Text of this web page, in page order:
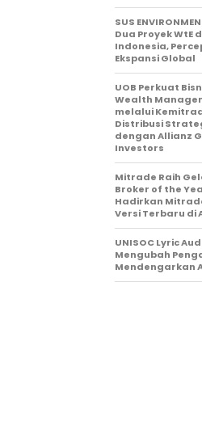
SUS
Dua Proyek WtE
Indonesia,
Ekspansi Global
UOB Perkuat
Wealth
melalui
Distribusi
dengan Allianz
Investors
Mitrade Raih
Broker of the
Hadirkan
Versi Terbaru di
UNISOC Lyric
Mengubah
Mendengarkan